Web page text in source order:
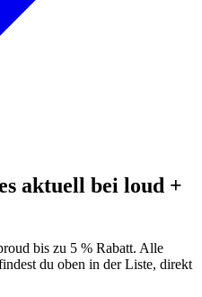
aktuell bei loud +
bis zu 5 % Rabatt. Alle
du oben in der Liste, direkt